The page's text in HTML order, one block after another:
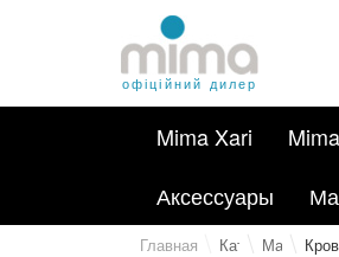
офіційний дилер
Mima Xari
Аксессуары
Главная КаталогМагазин